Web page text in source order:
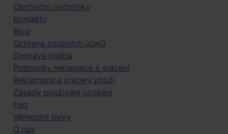
Obchodní podmínky
Kontakty
Blog
Ochrana osobních údajů
Doprava platba
Podmínky reklamace a vrácení
Reklamace a vrácení zboží
Zásady používání cookies
Faq
Věrnostní slevy
O nás